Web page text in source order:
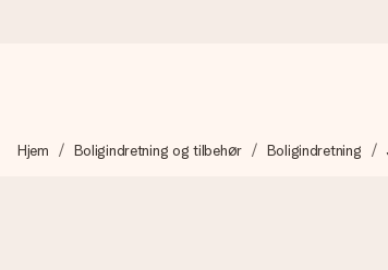
Vi laver din gave med omhu og sender den
Hjem Boligindretning og tilbehør Boligindretning